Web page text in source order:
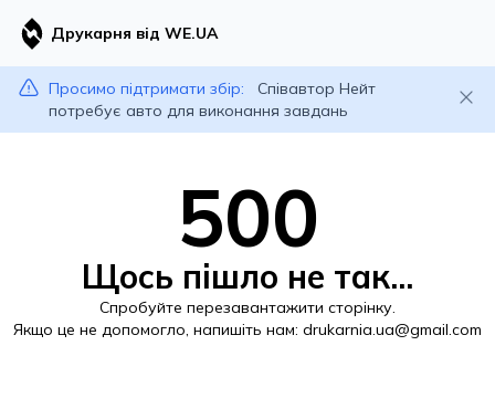
Друкарня від WE.UA
Просимо підтримати збір:
Співавтор Нейт
потребує авто для виконання завдань
500
Щось пішло не так...
Спробуйте перезавантажити сторінку.
Якщо це не допомогло, напишіть нам: drukarnia.ua@gmail.com